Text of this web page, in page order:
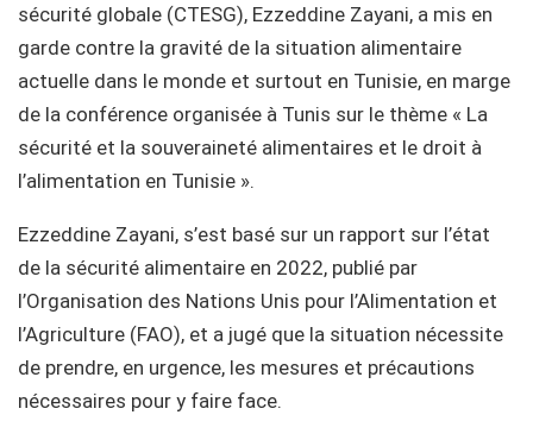
sécurité globale (CTESG), Ezzeddine Zayani, a mis en
garde contre la gravité de la situation alimentaire
actuelle dans le monde et surtout en Tunisie, en marge
de la conférence organisée à Tunis sur le thème « La
sécurité et la souveraineté alimentaires et le droit à
l’alimentation en Tunisie ».
Ezzeddine Zayani, s’est basé sur un rapport sur l’état
de la sécurité alimentaire en 2022, publié par
l’Organisation des Nations Unis pour l’Alimentation et
l’Agriculture (FAO), et a jugé que la situation nécessite
de prendre, en urgence, les mesures et précautions
nécessaires pour y faire face.